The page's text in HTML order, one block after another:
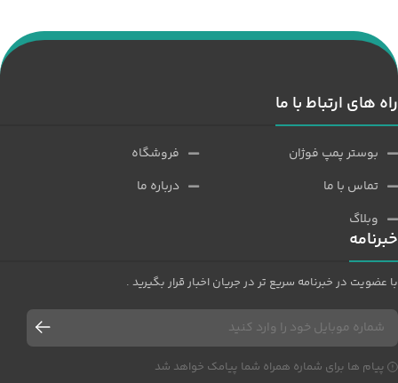
راه های ارتباط با ما
بوستر پمپ فوژان
تماس با ما
وبلاگ
فروشگاه
درباره ما
خبرنامه
با عضویت در خبرنامه سریع تر در جریان اخبار قرار بگیرید .
پیام ها برای شماره همراه شما پیامک خواهد شد